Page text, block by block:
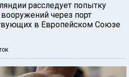
расследует попытку
через порт
в Европейском Союзе